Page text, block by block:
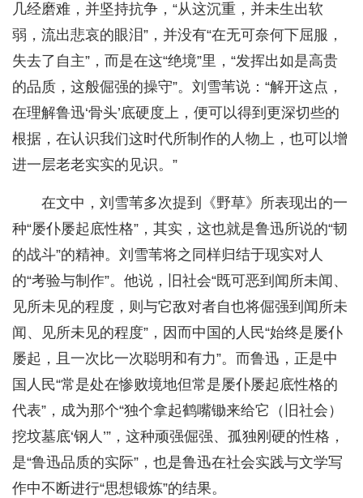
几经磨难，并坚持抗争，“从这沉重，并未生出软
弱，流出悲哀的眼泪”，并没有“在无可奈何下屈服，
失去了自主”，而是在这“绝境”里，“发挥出如是高贵
的品质，这般倔强的操守”。刘雪苇说：“解开这点，
在理解鲁迅‘骨头’底硬度上，便可以得到更深切些的
根据，在认识我们这时代所制作的人物上，也可以增
进一层老老实实的见识。”
在文中，刘雪苇多次提到《野草》所表现出的一
种“屡仆屡起底性格”，其实，这也就是鲁迅所说的“韧
的战斗”的精神。刘雪苇将之同样归结于现实对人
的“考验与制作”。他说，旧社会“既可恶到闻所未闻、
见所未见的程度，则与它敌对者自也将倔强到闻所未
闻、见所未见的程度”，因而中国的人民“始终是屡仆
屡起，且一次比一次聪明和有力”。而鲁迅，正是中
国人民“常是处在惨败境地但常是屡仆屡起底性格的
代表”，成为那个“独个拿起鹤嘴锄来给它（旧社会）
挖坟墓底‘钢人’”，这种顽强倔强、孤独刚硬的性格，
是“鲁迅品质的实际”，也是鲁迅在社会实践与文学写
作中不断进行“思想锻炼”的结果。